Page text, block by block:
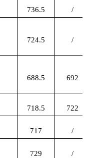
736.5 /
724.5 /
688.5 692
718.5 722
717 /
729 /